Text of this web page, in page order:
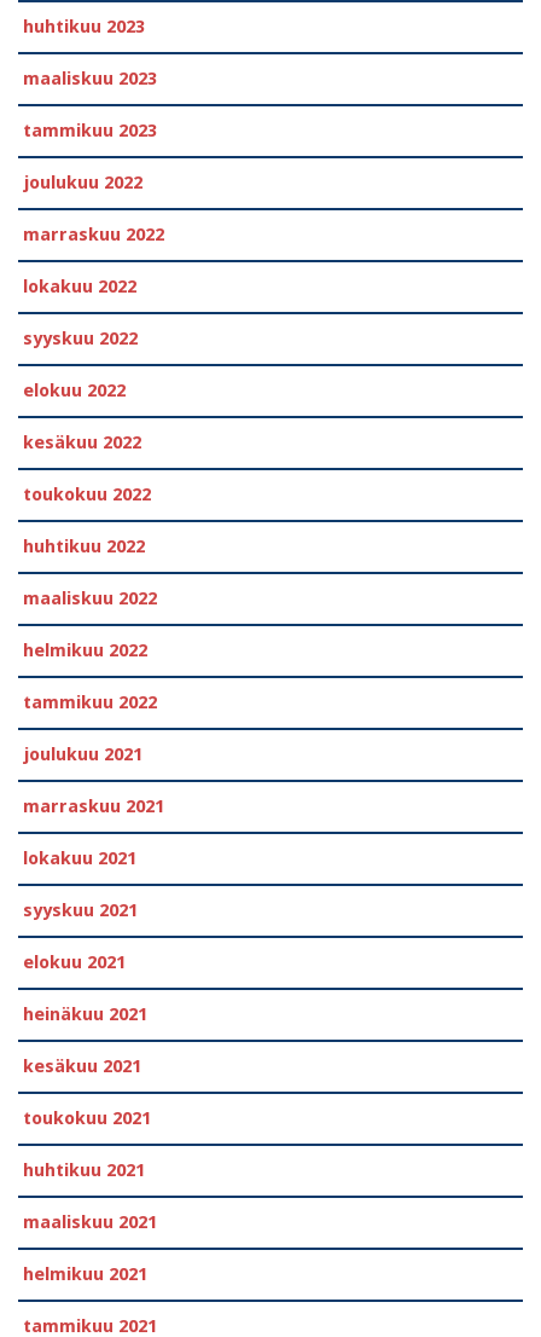
huhtikuu 2023
maaliskuu 2023
tammikuu 2023
joulukuu 2022
marraskuu 2022
lokakuu 2022
syyskuu 2022
elokuu 2022
kesäkuu 2022
toukokuu 2022
huhtikuu 2022
maaliskuu 2022
helmikuu 2022
tammikuu 2022
joulukuu 2021
marraskuu 2021
lokakuu 2021
syyskuu 2021
elokuu 2021
heinäkuu 2021
kesäkuu 2021
toukokuu 2021
huhtikuu 2021
maaliskuu 2021
helmikuu 2021
tammikuu 2021